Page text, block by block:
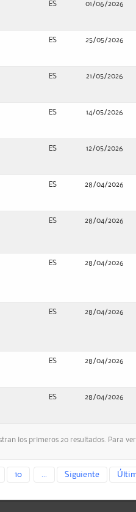
ES 01/06/2026
ES 25/05/2026
ES 21/05/2026
ES 14/05/2026
ES 12/05/2026
ES 28/04/2026
ES 28/04/2026
ES 28/04/2026
ES 28/04/2026
ES 28/04/2026
ES 28/04/2026
los primeros 20 resultados. Para
10 Siguiente